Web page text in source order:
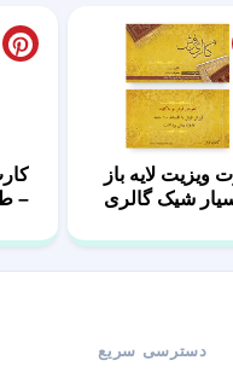
ویزیت لایه باز
شیک گالری
–
دسترسی سریع